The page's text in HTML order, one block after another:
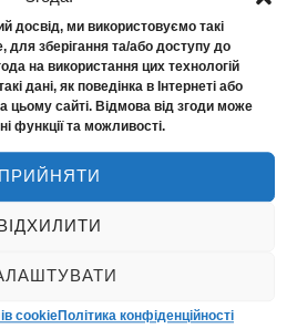
досвід, ми використовуємо такі
для зберігання та/або доступу до
на використання цих технологій
дані, як поведінка в Інтернеті або
цьому сайті. Відмова від згоди може
функції та можливості.
ПРИЙНЯТИ
ВІДХИЛИТИ
cookieПолітика конфіденційності